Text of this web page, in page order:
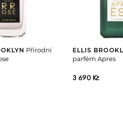
Přírodní
ELLIS
parfém Apres
3 690 Kč